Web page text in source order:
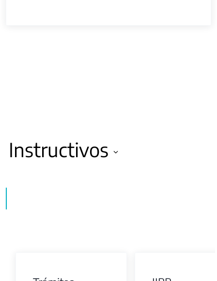
Instructivos